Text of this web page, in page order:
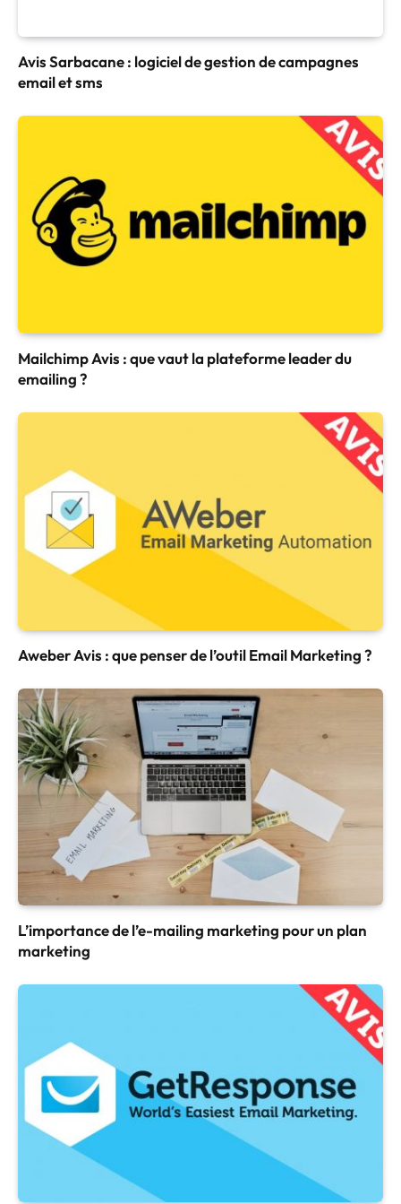
Avis Sarbacane : logiciel de gestion de campagnes
email et sms
Mailchimp Avis : que vaut la plateforme leader du
emailing ?
Aweber Avis : que penser de l’outil Email Marketing ?
L’importance de l’e-mailing marketing pour un plan
marketing